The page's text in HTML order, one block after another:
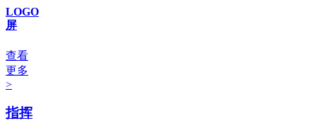
LOGO
屏
查看
更多
>
指挥